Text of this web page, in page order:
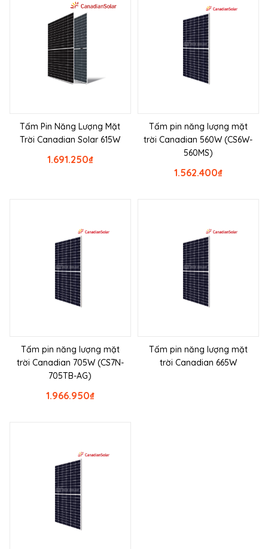
Tấm Pin Năng Lượng Mặt
Trời Canadian Solar 615W
₫
1.691.250
Tấm pin năng lượng mặt
trời Canadian 560W (CS6W-
560MS)
₫
1.562.400
Tấm pin năng lượng mặt
trời Canadian 705W (CS7N-
705TB-AG)
₫
1.966.950
Tấm pin năng lượng mặt
trời Canadian 665W